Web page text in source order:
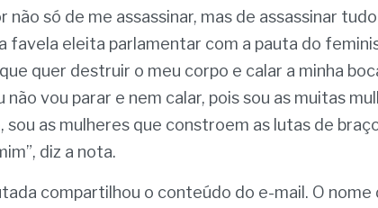
não só de me assassinar, mas de assassinar
favela eleita parlamentar com a pauta do
quer destruir o meu corpo e calar a minha
não vou parar e nem calar, pois sou as muitas
sou as mulheres que constroem as lutas de
diz a nota.
compartilhou o conteúdo do e-mail. O